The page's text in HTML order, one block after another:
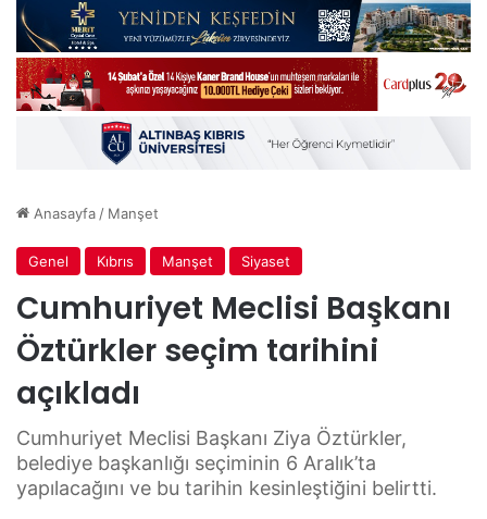
Anasayfa / Manşet
Genel Kıbrıs Manşet Siyaset
Cumhuriyet Meclisi Başkanı
Öztürkler seçim tarihini
açıkladı
Cumhuriyet Meclisi Başkanı Ziya Öztürkler,
belediye başkanlığı seçiminin 6 Aralık’ta
yapılacağını ve bu tarihin kesinleştiğini belirtti.